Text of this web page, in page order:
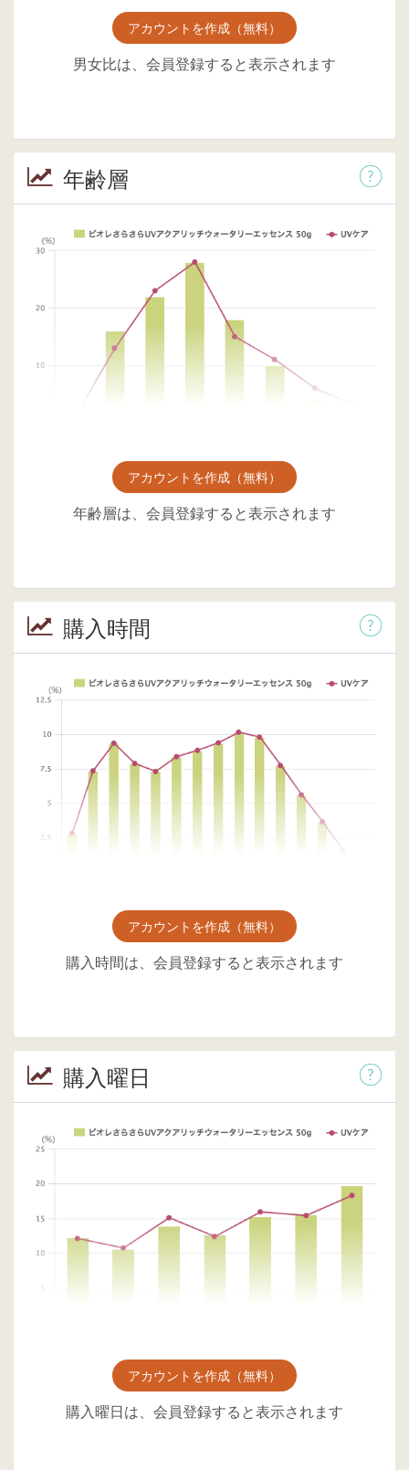
アカウントを作成（無料）
男女比は、会員登録すると表示されます
年齢層
アカウントを作成（無料）
年齢層は、会員登録すると表示されます
購入時間
アカウントを作成（無料）
購入時間は、会員登録すると表示されます
購入曜日
アカウントを作成（無料）
購入曜日は、会員登録すると表示されます